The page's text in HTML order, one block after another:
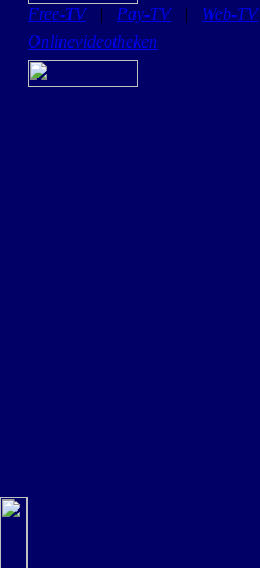
Free-TV| Pay-TV| Web-TV
Onlinevideotheken